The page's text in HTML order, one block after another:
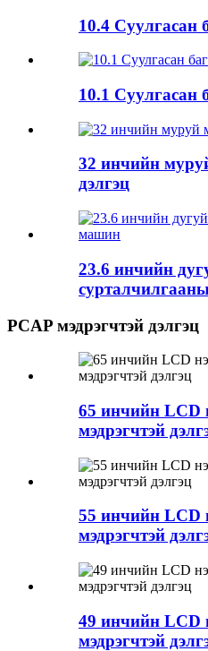
10.4 Суулгасан
10.1 Суулгасан
32 инчийн
дэлгэц
23.6 инчийн
PCAP мэдрэгчтэй дэлгэц
65 инчийн LCD
мэдрэгчтэй
55 инчийн LCD
мэдрэгчтэй
49 инчийн LCD
мэдрэгчтэй